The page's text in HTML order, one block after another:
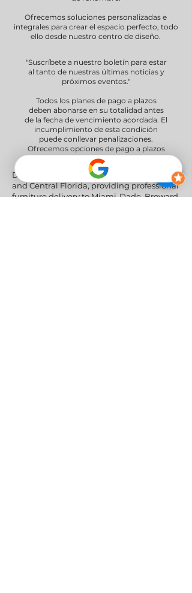
Ofrecemos soluciones personalizadas e
integrales para crear el espacio perfecto, todo
ello desde nuestro centro de diseño.
"Suscríbete a nuestro boletín para estar
al tanto de nuestras últimas noticias y
próximos eventos."
Todos los planes de pago a plazos
deben abonarse en su totalidad antes
de la fecha de vencimiento acordada. El
incumplimiento de esta condición
puede conllevar penalizaciones.
Ofrecemos opciones de pago a plazos
de 30 y 60 días.
Delivery Areas" We proudly serve South
and Central Florida, providing professional
furniture delivery to Miami-Dade, Broward,